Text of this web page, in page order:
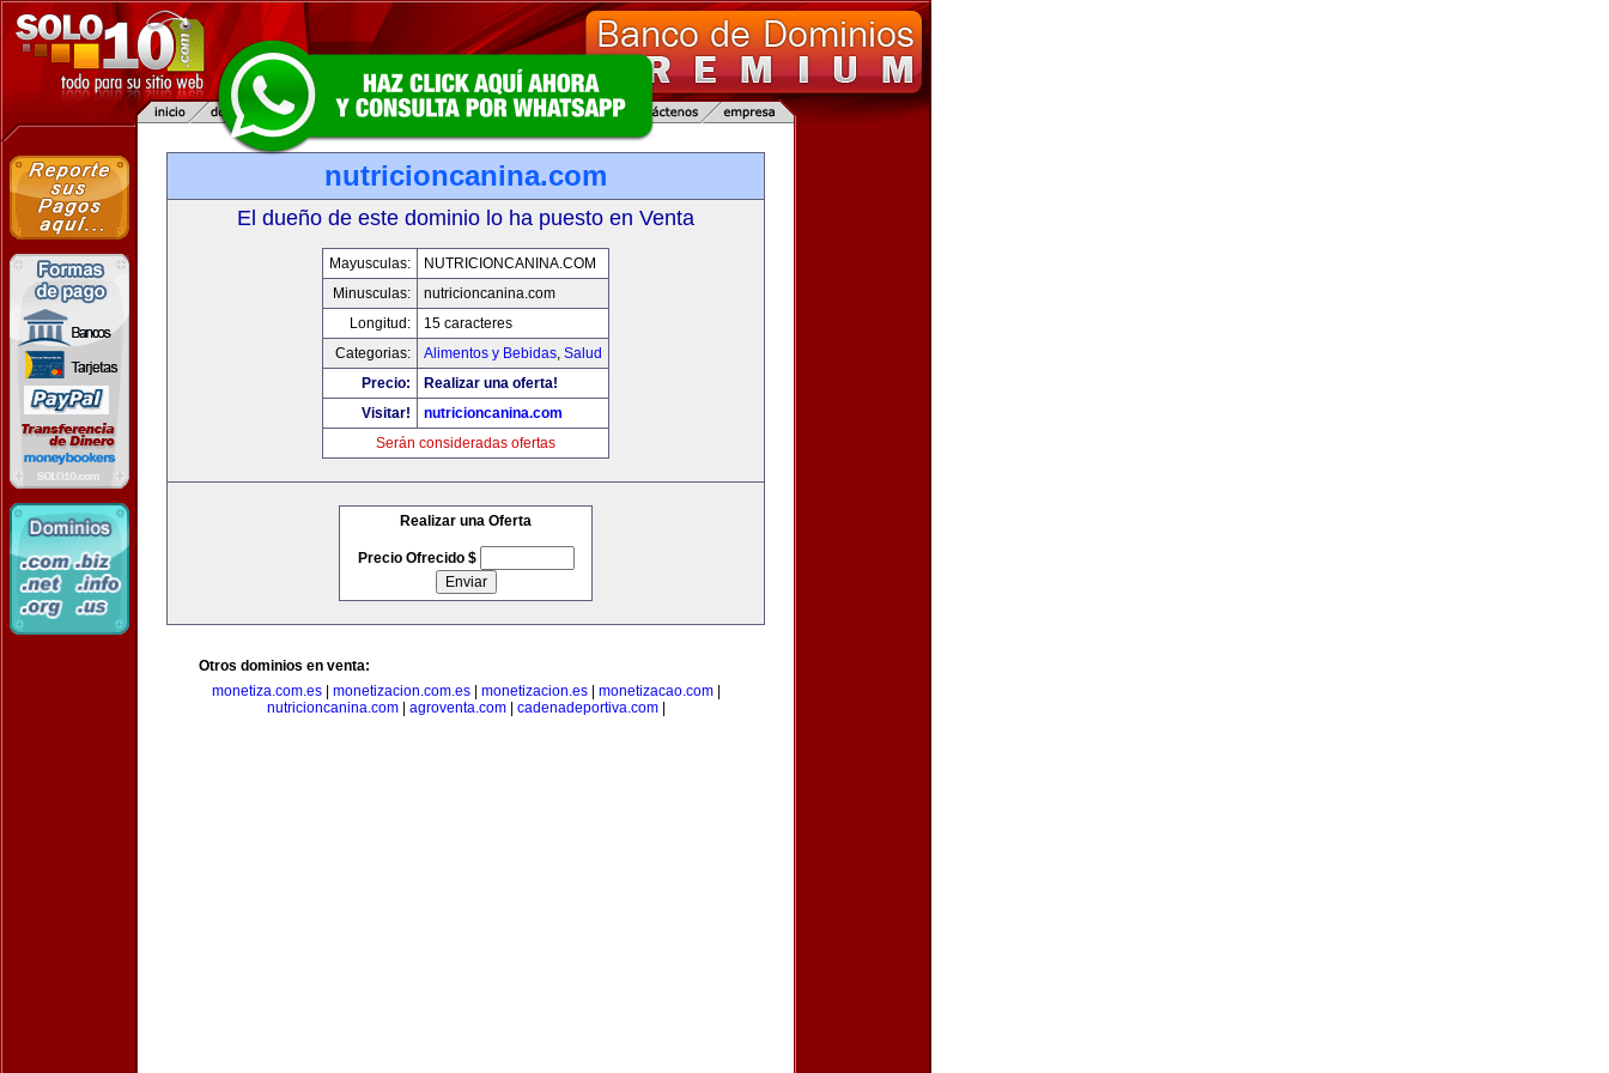
nutricioncanina.com
El dueño de este dominio lo ha puesto en Venta
Mayusculas:
NUTRICIONCANINA.COM
Minusculas:
nutricioncanina.com
Longitud:
15 caracteres
Categorias:
Alimentos y Bebidas, Salud
Precio:
Realizar una oferta!
Visitar!
nutricioncanina.com
Serán consideradas ofertas
Realizar una Oferta
Precio Ofrecido $
Otros dominios en venta:
monetiza.com.es| monetizacion.com.es| monetizacion.es| monetizacao.com|
nutricioncanina.com| agroventa.com| cadenadeportiva.com|